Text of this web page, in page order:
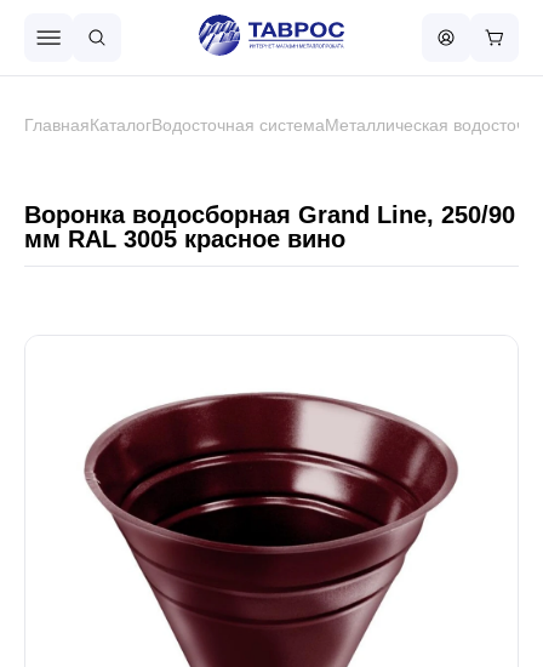
Металлочерепица
Чёрный металлопрокат
Сваи винтовые
ГлавнаяКаталогВодосточная системаМеталлическая
Воронка водосборная Grand Line, 250/90
мм RAL 3005 красное вино